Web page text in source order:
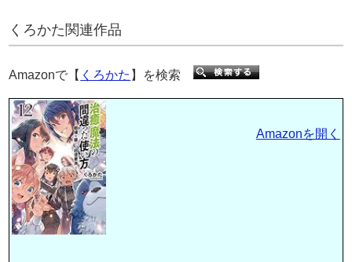
くろかた関連作品
Amazonで【 くろかた 】を検索
Amazonを開く